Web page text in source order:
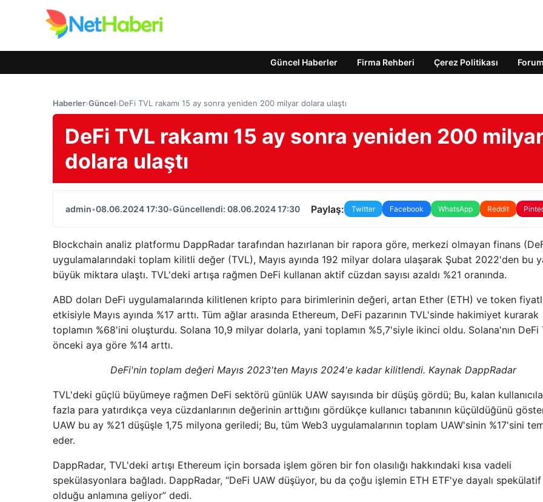
Güncel Haberler Firma Rehberi Çerez Politikası Forum
Haberler›Güncel›DeFi TVL rakamı 15 ay sonra yeniden 200 milyar dolara ulaştı
DeFi TVL rakamı 15 ay sonra yeniden 200
dolara ulaştı
admin•08.06.2024 17:30•Güncellendi: 08.06.2024 17:30 Paylaş: Twitter Facebook WhatsApp Reddit
Blockchain analiz platformu DappRadar tarafından hazırlanan bir rapora göre, merkezi olmayan finans
uygulamalarındaki toplam kilitli değer (TVL), Mayıs ayında 192 milyar dolara ulaşarak Şubat 2022'den bu
büyük miktara ulaştı. TVL'deki artışa rağmen DeFi kullanan aktif cüzdan sayısı azaldı %21 oranında.
ABD doları DeFi uygulamalarında kilitlenen kripto para birimlerinin değeri, artan Ether (ETH) ve token
etkisiyle Mayıs ayında %17 arttı. Tüm ağlar arasında Ethereum, DeFi pazarının TVL'sinde hakimiyet kurarak
toplamın %68'ini oluşturdu. Solana 10,9 milyar dolarla, yani toplamın %5,7'siyle ikinci oldu. Solana'nın DeFi
önceki aya göre %14 arttı.
DeFi'nin toplam değeri Mayıs 2023'ten Mayıs 2024'e kadar kilitlendi. Kaynak DappRadar
TVL'deki güçlü büyümeye rağmen DeFi sektörü günlük UAW sayısında bir düşüş gördü; Bu, kalan
fazla para yatırdıkça veya cüzdanlarının değerinin arttığını gördükçe kullanıcı tabanının küçüldüğünü
UAW bu ay %21 düşüşle 1,75 milyona geriledi; Bu, tüm Web3 uygulamalarının toplam UAW'sinin %17'sini
eder.
DappRadar, TVL'deki artışı Ethereum için borsada işlem gören bir fon olasılığı hakkındaki kısa vadeli
spekülasyonlara bağladı. DappRadar, “DeFi UAW düşüyor, bu da çoğu işlemin ETH ETF'ye dayalı spekülatif
olduğu anlamına geliyor” dedi.